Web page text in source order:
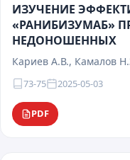
ИЗУЧЕНИЕ
«РАНИБИЗУМАБ»
НЕДОНОШЕННЫХ
Кариев А.В., Камалов
73-75 2025-05-03
PDF